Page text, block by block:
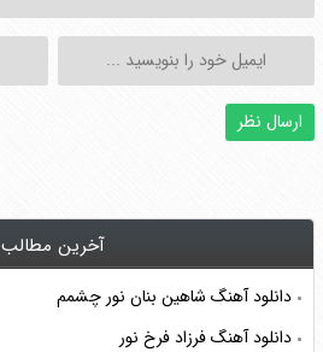
آخرین مطالب
دانلود آهنگ شاهین بنان نور چشمم
دانلود آهنگ فرزاد فرخ نور